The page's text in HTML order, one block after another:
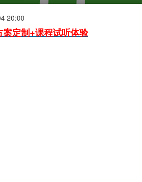
20:00
案定制+课程试听体验